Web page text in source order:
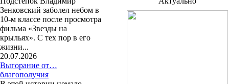
Зенковский заболел небом в
10-м классе после просмотра
фильма «Звезды на
крыльях». С тех пор в его
жизни...
20.07.2026
Выгорание от…
благополучия